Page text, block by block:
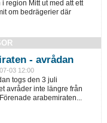
i region Mitt ut med att ett
om bedrägerier där
- avrådan
03 12:00
togs den 3 juli
avråder inte längre från
arabemiraten...